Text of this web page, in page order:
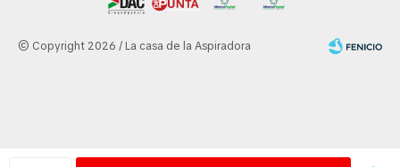
© Copyright 2026 / La casa de la Aspiradora